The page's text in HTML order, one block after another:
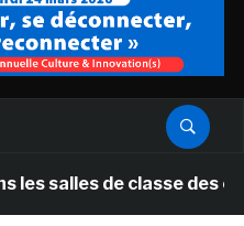
de classe des écoles